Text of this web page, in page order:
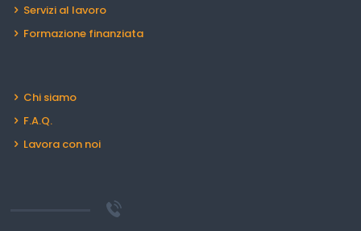
Servizi al lavoro
Formazione finanziata
Chi siamo
F.A.Q.
Lavora con noi